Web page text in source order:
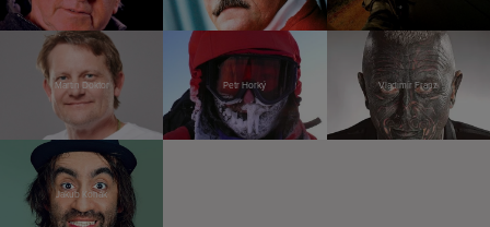
Martin Doktor Petr Horký Vladimír Franz
Jakub Kohák